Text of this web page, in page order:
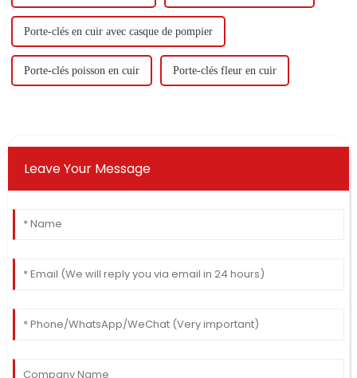
Porte-clés en cuir avec casque de pompier
Porte-clés poisson en cuir Porte-clés fleur en cuir
Leave Your Message